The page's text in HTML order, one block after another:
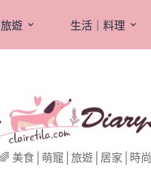
遊 生活｜料理
美食│萌寵│旅遊│居家│時尚